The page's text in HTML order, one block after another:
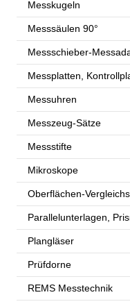
Messkugeln
Messsäulen 90°
Messschieber-
Messplatten,
Messuhren
Messzeug-Sätze
Messstifte
Mikroskope
Oberflächen-
Parallelunterlagen,
Plangläser
Prüfdorne
REMS Messtechnik